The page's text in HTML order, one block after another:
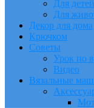
Для детей
Для
Декор для дома
Крючком
Советы
Урок по
Видео
Вязальные